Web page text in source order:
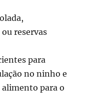
reservas
para
no ninho e
alimento para o